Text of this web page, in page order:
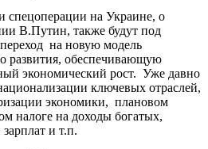
спецоперации на Украине, о
В.Путин, также будут под
на новую модель
развития, обеспечивающую
экономический рост. Уже давно
ключевых отраслей,
экономики, плановом
налоге на доходы богатых,
и т.п.